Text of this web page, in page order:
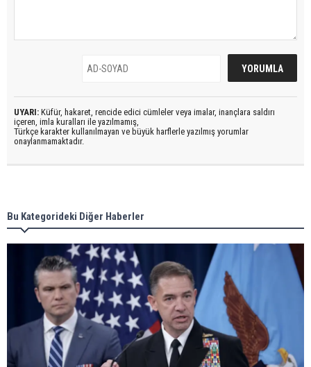
UYARI: Küfür, hakaret, rencide edici cümleler veya imalar, inançlara saldırı
içeren, imla kuralları ile yazılmamış,
Türkçe karakter kullanılmayan ve büyük harflerle yazılmış yorumlar
onaylanmamaktadır.
Bu Kategorideki Diğer Haberler